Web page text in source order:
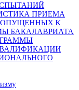
ПРИЕМА
К
БАКАЛАВРИАТА